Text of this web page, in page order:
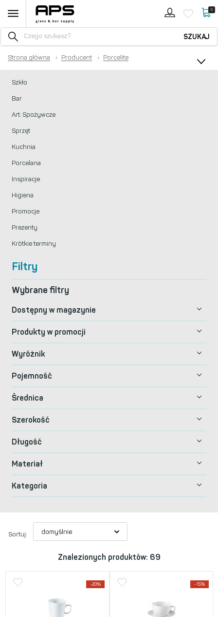
0
SZUKAJ
Strona główna › Producent › Porcelite
Szkło
Bar
Art. Spożywcze
Sprzęt
Kuchnia
Porcelana
Inspiracje
Higiena
Promocje
Prezenty
Krótkie terminy
Filtry
Wybrane filtry
Dostępny w magazynie
Produkty w promocji
Wyróżnik
Pojemność
Średnica
Szerokość
Długość
Materiał
Kategoria
Sortuj:
Znalezionych produktów: 69
-20% -15%